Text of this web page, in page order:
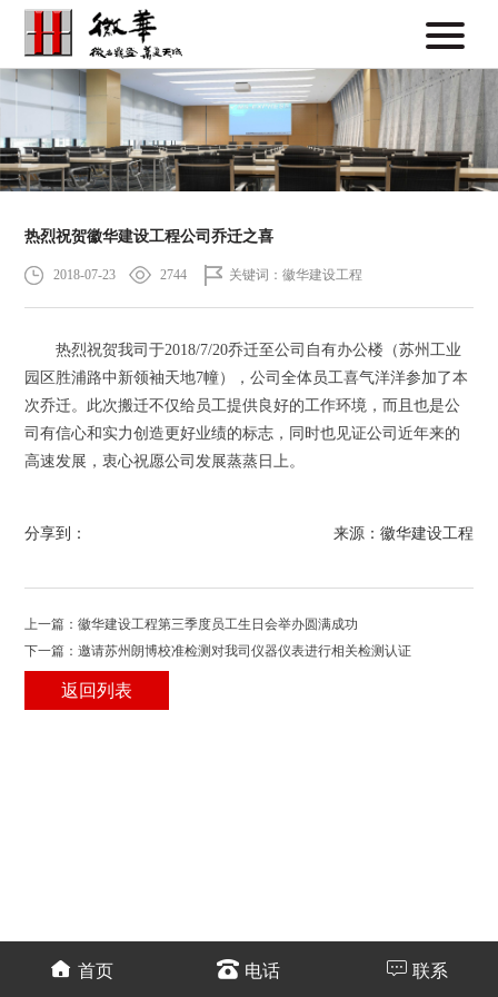
热烈祝贺徽华建设工程公司乔迁之喜
2018-07-23 2744 关键词：徽华建设工程
热烈祝贺我司于2018/7/20乔迁至公司自有办公楼（苏州工业
园区胜浦路中新领袖天地7幢），公司全体员工喜气洋洋参加了本
次乔迁。此次搬迁不仅给员工提供良好的工作环境，而且也是公
司有信心和实力创造更好业绩的标志，同时也见证公司近年来的
高速发展，衷心祝愿公司发展蒸蒸日上。
分享到： 来源：徽华建设工程
上一篇：徽华建设工程第三季度员工生日会举办圆满成功
下一篇：邀请苏州朗博校准检测对我司仪器仪表进行相关检测认证
返回列表
首页 电话 联系